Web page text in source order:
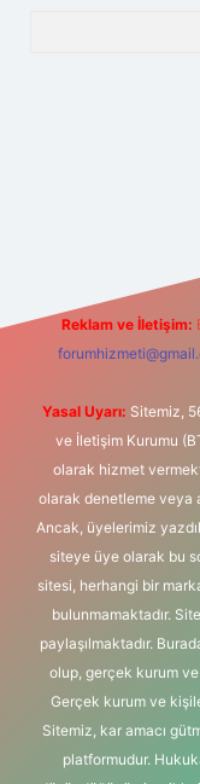
Reklam ve İletişim:
Yasal Uyarı: Sitemiz,
ve İletişim Kurumu
olarak hizmet
olarak denetleme veya
Ancak, üyelerimiz
siteye üye olarak bu
sitesi, herhangi bir
bulunmamaktadır.
paylaşılmaktadır.
olup, gerçek kurum ve
Gerçek kurum ve
Sitemiz, kar amacı
platformudur.